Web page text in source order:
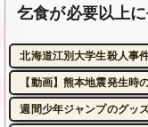
乞食が必要以上
北海道江別大学生殺人事
【動画】熊本地震発生時
週間少年ジャンプのグッ